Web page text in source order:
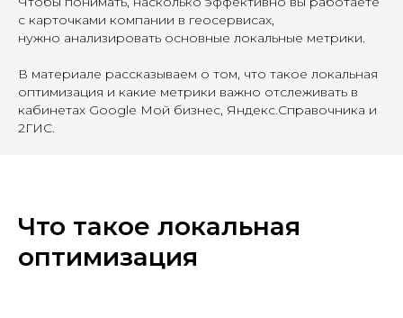
с карточками компании в геосервисах,
нужно анализировать основные локальные метрики.
В материале рассказываем о том, что такое локальная
оптимизация и какие метрики важно отслеживать в
кабинетах Google Мой бизнес, Яндекс.Справочника и
2ГИС.
Что такое локальная
оптимизация